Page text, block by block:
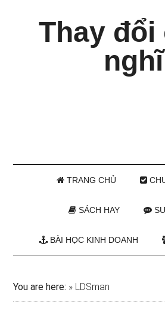
Thay đổi
nghĩ
TRANG CHỦ
SÁCH HAY
BÀI HỌC KINH DOANH
You are here: » LDSman